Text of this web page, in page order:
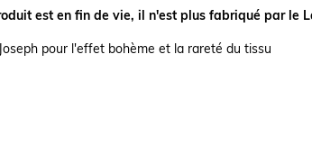
est en fin de vie, il n'est plus fabriqué par le
pour l'effet bohème et la rareté du tissu